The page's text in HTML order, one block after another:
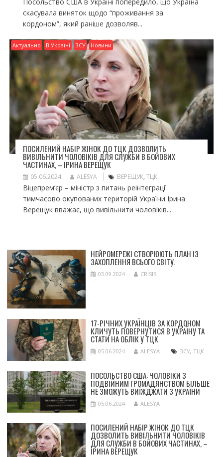
скасувала виняток щодо “проживання за
кордоном”, який раніше дозволяв...
Актуально В Україні ЗСУ Новини
ПОСИЛЕНИЙ НАБІР ЖІНОК ДО ТЦК ДОЗВОЛИТЬ
ВИВІЛЬНИТИ ЧОЛОВІКІВ ДЛЯ СЛУЖБИ В БОЙОВИХ
ЧАСТИНАХ, – ІРИНА ВЕРЕЩУК
05.06.2024 ALESYA ВЕРЕЩУК, ТЦК
Віцепрем’єр – міністр з питань реінтеграції
тимчасово окупованих територій України Ірина
Верещук вважає, що вивільнити чоловіків...
НЕЙРОМЕРЕЖІ СТВОРЮЮТЬ ПЛАН ІЗ
ЗАХОПЛЕННЯ ВСЬОГО СВІТУ.
03.09.2024 CRISIS
17-РІЧНИХ УКРАЇНЦІВ ЗА КОРДОНОМ
КЛИЧУТЬ ПОВЕРНУТИСЯ В УКРАЇНУ ТА
СТАТИ НА ОБЛІК У ТЦК
05.06.2024 ALESYA ЗСУ, ТЦК
ПОСОЛЬСТВО США: ЧОЛОВІКИ З
ПОДВІЙНИМ ГРОМАДЯНСТВОМ БІЛЬШЕ
НЕ ЗМОЖУТЬ ВИЇЖДЖАТИ З УКРАЇНИ
05.06.2024 ALESYA
ПОСИЛЕНИЙ НАБІР ЖІНОК ДО ТЦК
ДОЗВОЛИТЬ ВИВІЛЬНИТИ ЧОЛОВІКІВ
ДЛЯ СЛУЖБИ В БОЙОВИХ ЧАСТИНАХ, –
ІРИНА ВЕРЕЩУК